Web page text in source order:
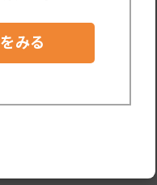
辿り着かない(見え
す。
、1週間に3日だけ営
みる